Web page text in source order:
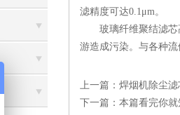
滤精度可达0.1μm。
玻璃纤维聚结滤芯高
游造成污染。与各种
上一篇： 焊烟机除尘
下一篇： 本篇看完你